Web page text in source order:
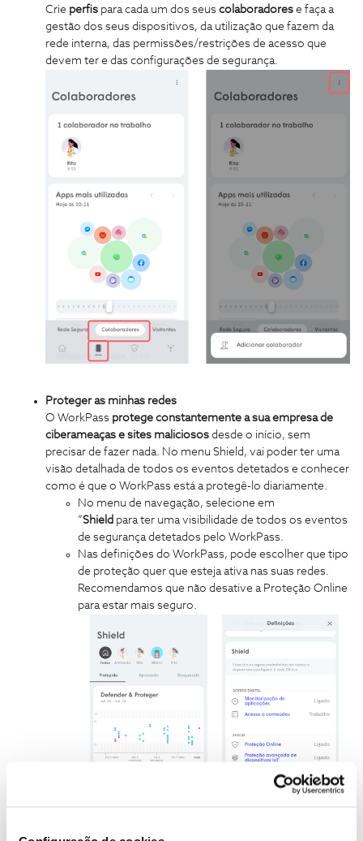
Crie perfis para cada um dos seus colaboradores e faça a
gestão dos seus dispositivos, da utilização que fazem da
rede interna, das permissões/restrições de acesso que
devem ter e das configurações de segurança.
Proteger as minhas redes
O WorkPass protege constantemente a sua empresa de
ciberameaças e sites maliciosos desde o início, sem
precisar de fazer nada. No menu Shield, vai poder ter uma
visão detalhada de todos os eventos detetados e conhecer
como é que o WorkPass está a protegê-lo diariamente.
No menu de navegação, selecione em
“Shield para ter uma visibilidade de todos os eventos
de segurança detetados pelo WorkPass.
Nas definições do WorkPass, pode escolher que tipo
de proteção quer que esteja ativa nas suas redes.
Recomendamos que não desative a Proteção Online
para estar mais seguro.